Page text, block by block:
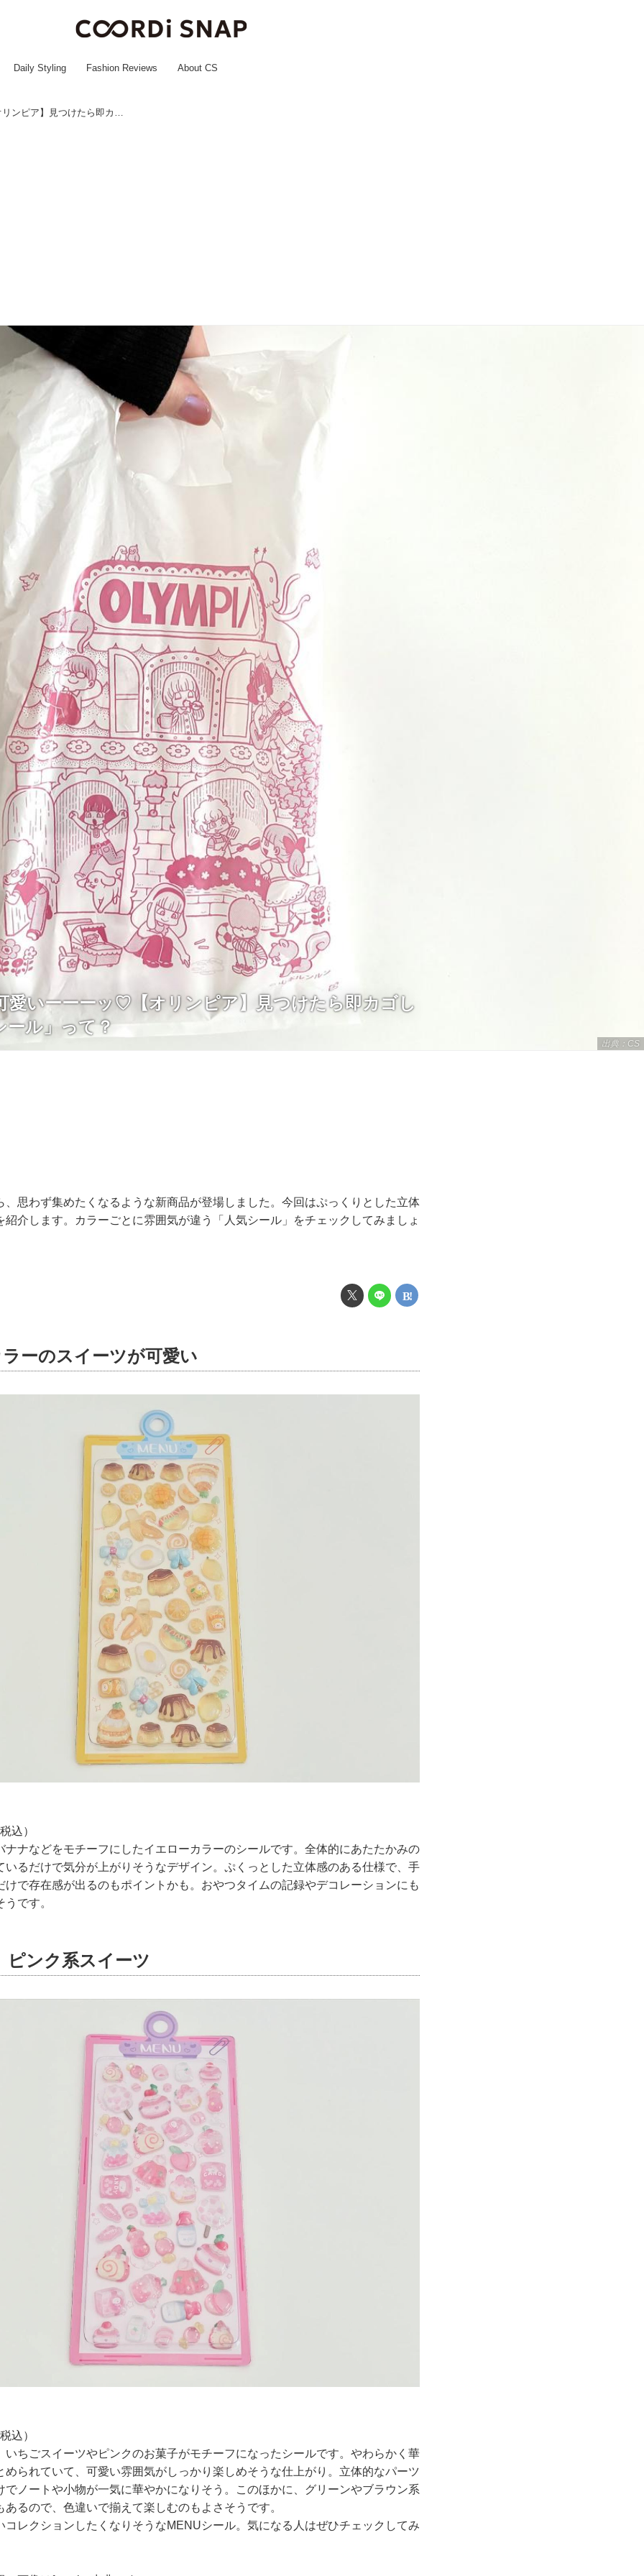
Daily Styling Fashion Reviews About CS
めっっちゃ可愛いーーーッ♡【オリンピア】見つけたら即カゴしたい「人気シール」って？
出典：CS
愛いーーーッ♡【オリンピア】見つけたら即カゴし
ール」って？
、思わず集めたくなるような新商品が登場しました。今回はぷっくりとした立体
紹介します。カラーごとに雰囲気が違う「人気シール」をチェックしてみましょ
ーのスイーツが可愛い
込）
ナナなどをモチーフにしたイエローカラーのシールです。全体的にあたたかみの
いるだけで気分が上がりそうなデザイン。ぷくっとした立体感のある仕様で、手
けで存在感が出るのもポイントかも。おやつタイムの記録やデコレーションにも
です。
ピンク系スイーツ
込）
いちごスイーツやピンクのお菓子がモチーフになったシールです。やわらかく華
められていて、可愛い雰囲気がしっかり楽しめそうな仕上がり。立体的なパーツ
でノートや小物が一気に華やかになりそう。このほかに、グリーンやブラウン系
るので、色違いで揃えて楽しむのもよさそうです。
コレクションしたくなりそうなMENUシール。気になる人はぜひチェックしてみ